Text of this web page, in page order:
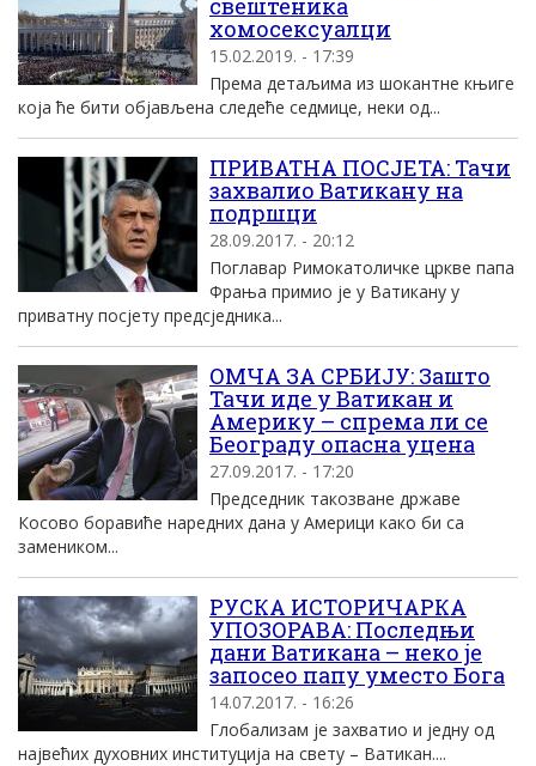
свештеника
хомосексуалци
15.02.2019. - 17:39
Према детаљима из шокантне књиге
која ће бити објављена следеће седмице, неки од...
ПРИВАТНА ПОСЈЕТА: Тачи
захвалио Ватикану на
подршци
28.09.2017. - 20:12
Поглавар Римокатоличке цркве папа
Фрања примио је у Ватикану у
приватну посјету предсједника...
ОМЧА ЗА СРБИЈУ: Зашто
Тачи иде у Ватикан и
Америку – спрема ли се
Београду опасна уцена
27.09.2017. - 17:20
Председник такозване државе
Косово боравиће наредних дана у Америци како би са
замеником...
РУСКА ИСТОРИЧАРКА
УПОЗОРАВА: Последњи
дани Ватикана – неко је
запосео папу уместо Бога
14.07.2017. - 16:26
Глобализам је захватио и једну од
највећих духовних институција на свету – Ватикан....